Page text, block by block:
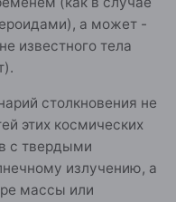
а может -
известного тела
столкновения не
этих космических
с твердыми
излучению, а
массы или